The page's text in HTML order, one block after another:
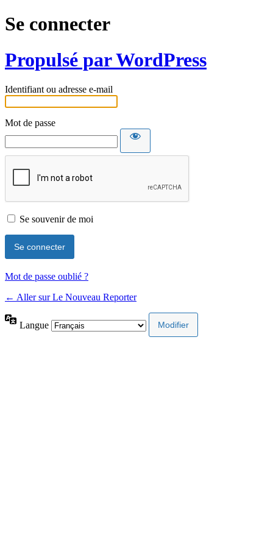
Se connecter
Propulsé par WordPress
Identifiant ou adresse e-mail
Mot de passe
Se souvenir de moi
Mot de passe oublié ?
← Aller sur Le Nouveau Reporter
Langue